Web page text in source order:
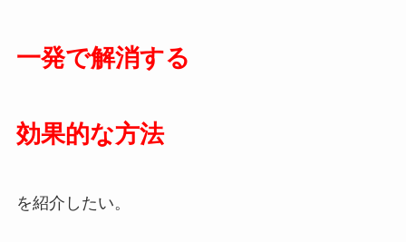
一発で解消する
効果的な方法
を紹介したい。